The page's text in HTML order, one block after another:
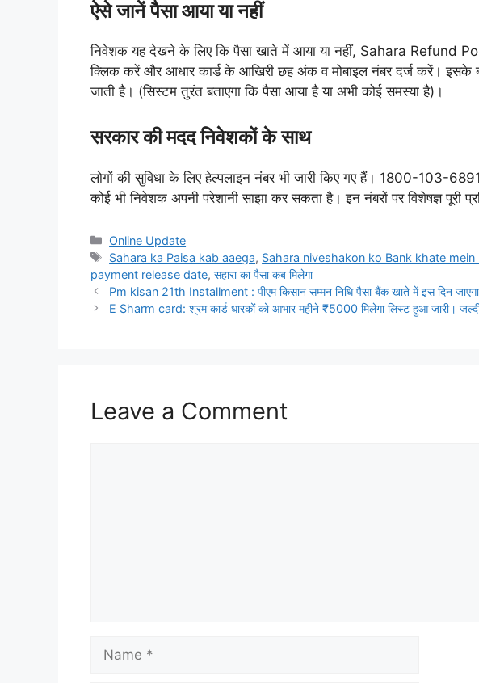
ऐसे जानें पैसा आया या नहीं
निवेशक यह देखने के लिए कि पैसा खाते में आया या नहीं, Sahara Refund
क्लिक करें और आधार कार्ड के आखिरी छह अंक व मोबाइल नंबर दर्ज करें। इसके
जाती है। (सिस्टम तुरंत बताएगा कि पैसा आया है या अभी कोई समस्या है)।
सरकार की मदद निवेशकों के साथ
लोगों की सुविधा के लिए हेल्पलाइन नंबर भी जारी किए गए हैं। 1800-
कोई भी निवेशक अपनी परेशानी साझा कर सकता है। इन नंबरों पर विशेषज्ञ पूरी
Categories
Online Update
Tags
Sahara ka Paisa kab aaega, Sahara niveshakon ko Bank khate mein
payment release date, सहारा का पैसा कब मिलेगा
Pm kisan 21th Installment : पीएम किसान सम्मन निधि पैसा बैंक खाते में इस दिन
E Sharm card: श्रम कार्ड धारकों को आभार महीने ₹5000 मिलेगा लिस्ट हुआ जारी।
Leave a Comment